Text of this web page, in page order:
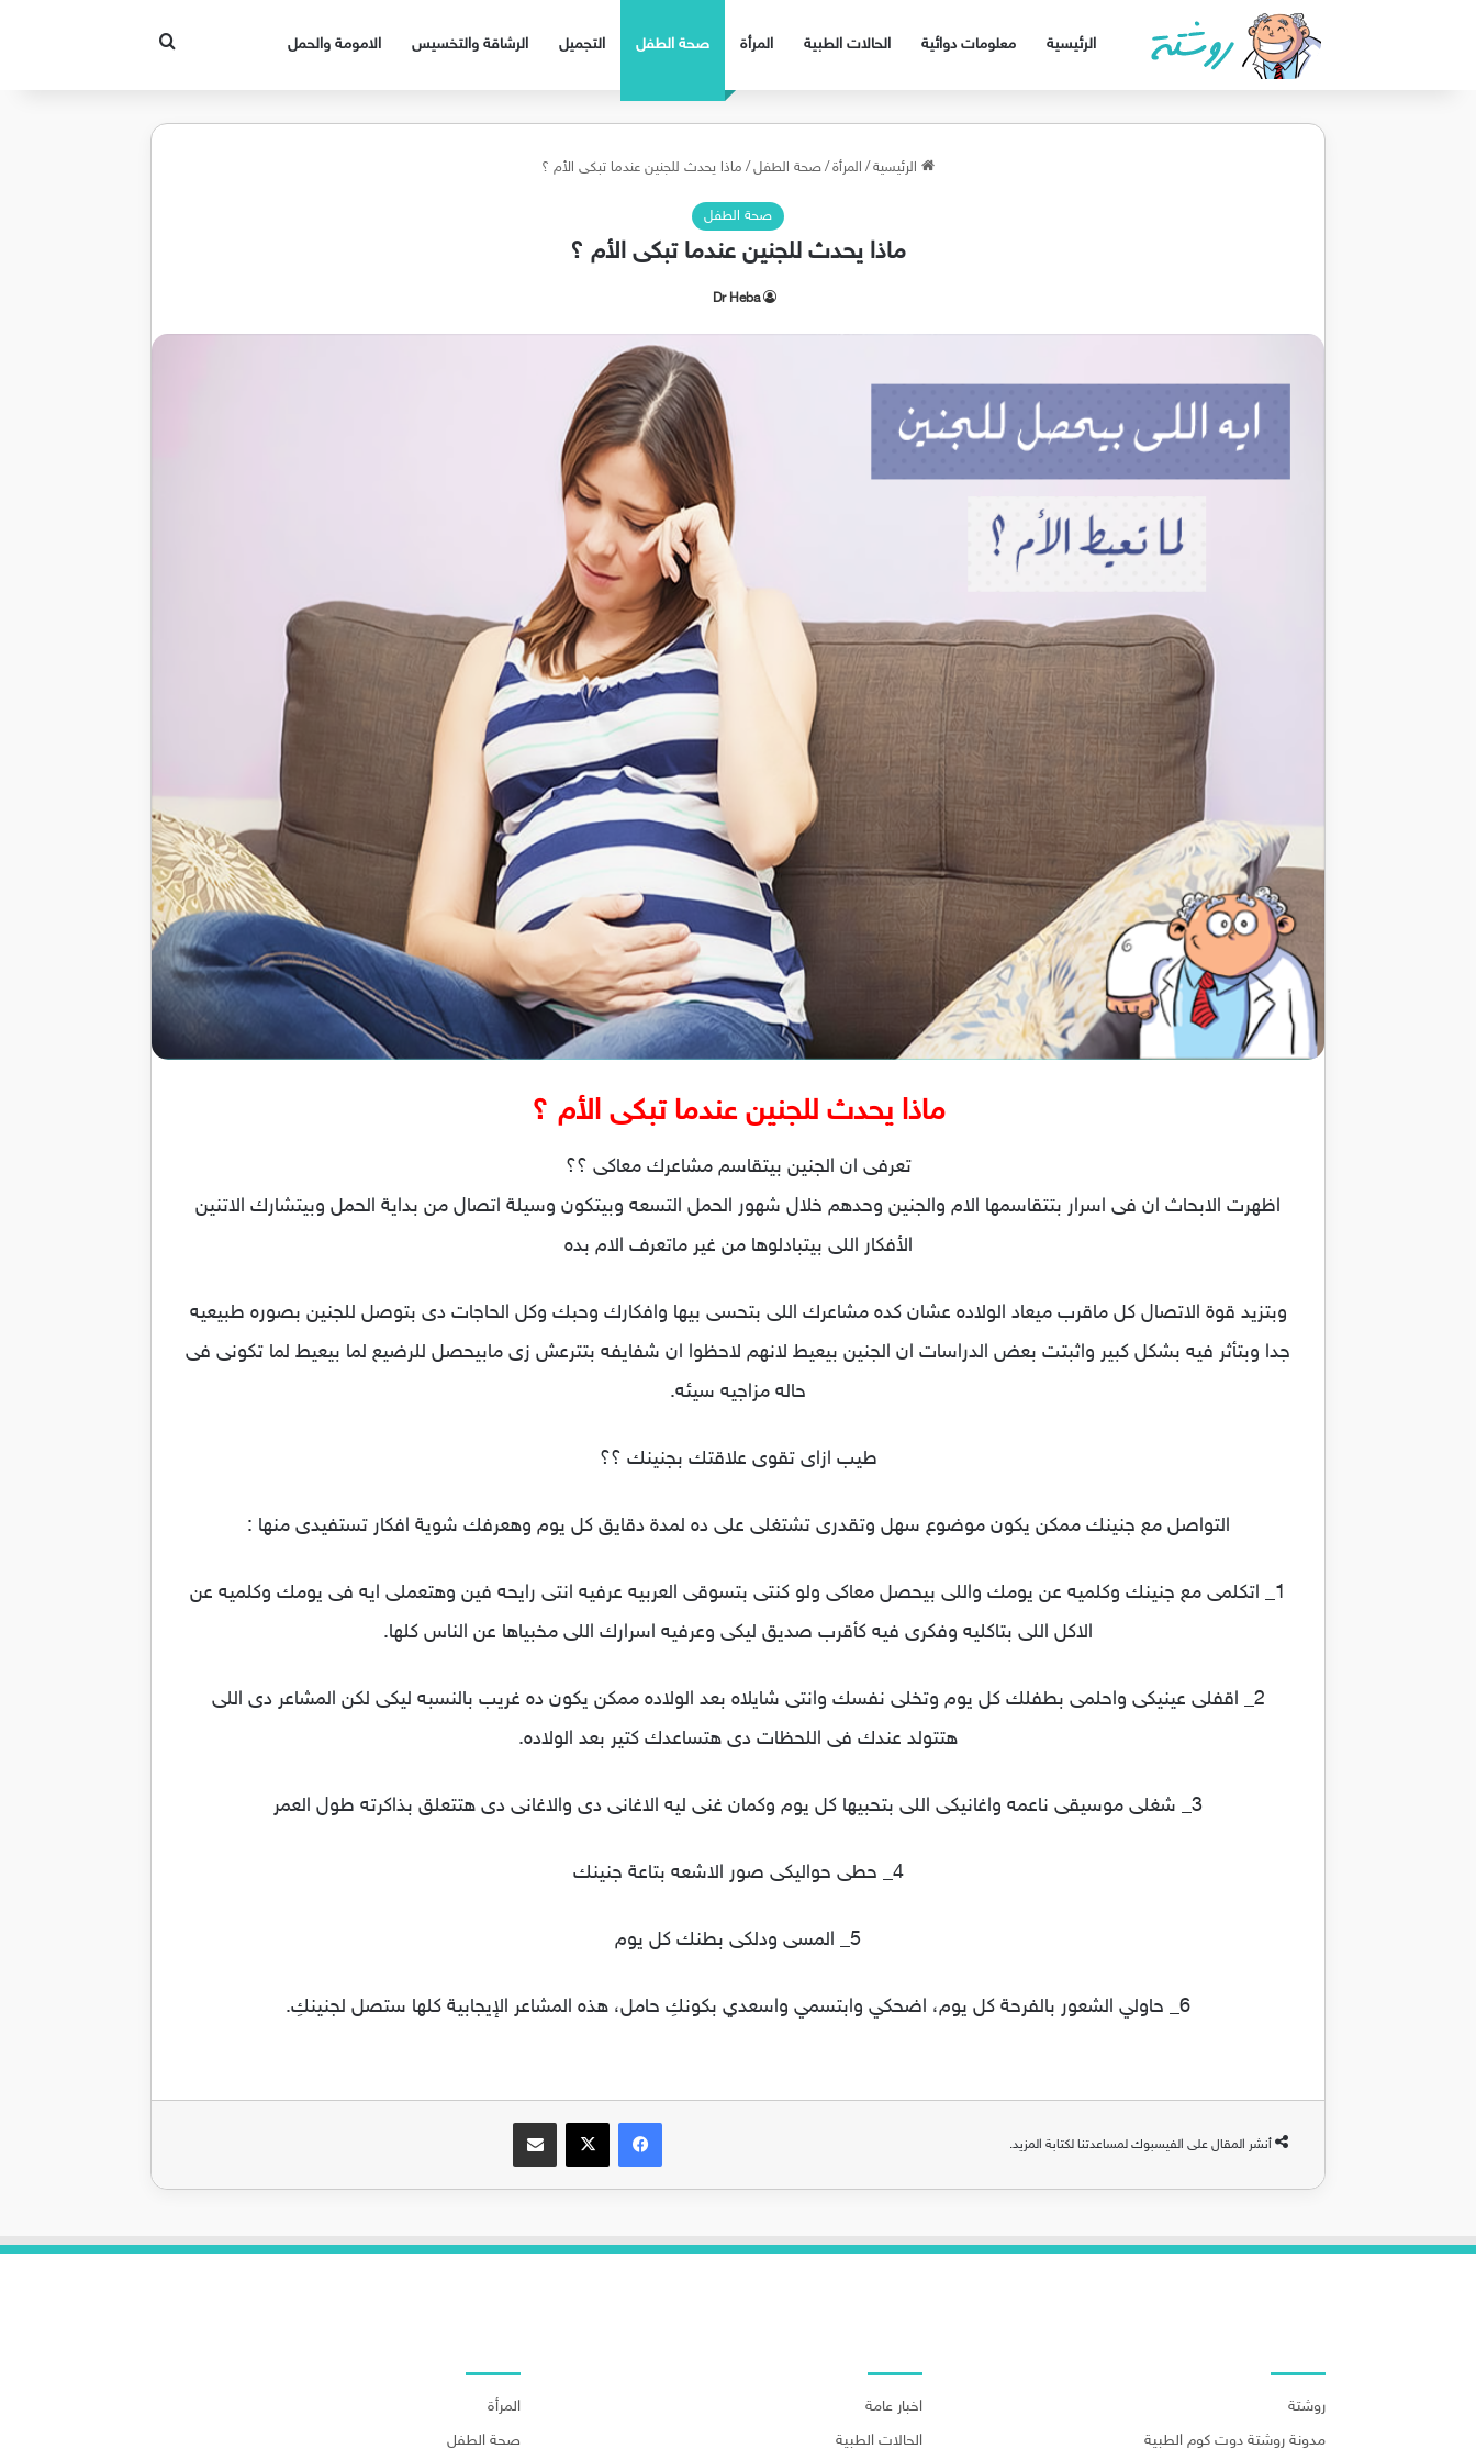
الرئيسية معلومات دوائية الحالات الطبية المرأة صحة الطفل التجميل الرشاقة والتخسيس الامومة والحمل
الرئيسية/ المرأة/صحة الطفل/ ماذا يحدث للجنين عندما تبكى الأم ؟
صحة الطفل
ماذا يحدث للجنين عندما تبكى الأم ؟
Dr Heba
ماذا يحدث للجنين عندما تبكى الأم ؟
تعرفى ان الجنين بيتقاسم مشاعرك معاكى ؟؟
اظهرت الابحاث ان فى اسرار بتتقاسمها الام والجنين وحدهم خلال شهور الحمل التسعه وبيتكون وسيلة اتصال من بداية الحمل وبيتشارك الاتنين
الأفكار اللى بيتبادلوها من غير ماتعرف الام بده
وبتزيد قوة الاتصال كل ماقرب ميعاد الولاده عشان كده مشاعرك اللى بتحسى بيها وافكارك وحبك وكل الحاجات دى بتوصل للجنين بصوره طبيعيه
جدا وبتأثر فيه بشكل كبير واثبتت بعض الدراسات ان الجنين بيعيط لانهم لاحظوا ان شفايفه بتترعش زى مابيحصل للرضيع لما بيعيط لما تكونى فى
حاله مزاجيه سيئه.
طيب ازاى تقوى علاقتك بجنينك ؟؟
التواصل مع جنينك ممكن يكون موضوع سهل وتقدرى تشتغلى على ده لمدة دقايق كل يوم وهعرفك شوية افكار تستفيدى منها :
1_ اتكلمى مع جنينك وكلميه عن يومك واللى بيحصل معاكى ولو كنتى بتسوقى العربيه عرفيه انتى رايحه فين وهتعملى ايه فى يومك وكلميه عن
الاكل اللى بتاكليه وفكرى فيه كأقرب صديق ليكى وعرفيه اسرارك اللى مخبياها عن الناس كلها.
2_ اقفلى عينيكى واحلمى بطفلك كل يوم وتخلى نفسك وانتى شايلاه بعد الولاده ممكن يكون ده غريب بالنسبه ليكى لكن المشاعر دى اللى
هتتولد عندك فى اللحظات دى هتساعدك كتير بعد الولاده.
3_ شغلى موسيقى ناعمه واغانيكى اللى بتحبيها كل يوم وكمان غنى ليه الاغانى دى والاغانى دى هتتعلق بذاكرته طول العمر
4_ حطى حواليكى صور الاشعه بتاعة جنينك
5_ المسى ودلكى بطنك كل يوم
6_ حاولي الشعور بالفرحة كل يوم، اضحكي وابتسمي واسعدي بكونكِ حامل، هذه المشاعر الإيجابية كلها ستصل لجنينكِ.
أنشر المقال على الفيسبوك لمساعدتنا لكتابة المزيد.
فيسبوك
روشتة
مدونة روشتة دوت كوم الطبية
اخبار عامة
الحالات الطبية
المرأة
صحة الطفل